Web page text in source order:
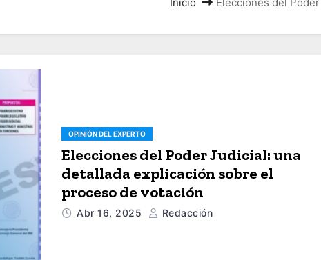
OPINIÓN DEL EXPERTO
Elecciones del Poder Judicial: una
detallada explicación sobre el
proceso de votación
Abr 16, 2025 Redacción